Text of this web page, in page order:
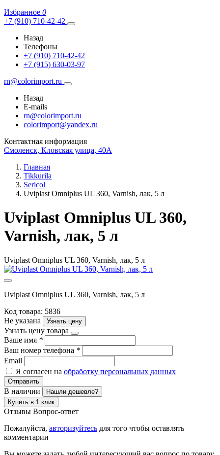
Избранное 0
+7 (910) 710-42-42
Назад
Телефоны
+7 (910) 710-42-42
+7 (915) 630-03-97
rn@colorimport.ru
Назад
E-mails
rn@colorimport.ru
colorimport@yandex.ru
Контактная информация
Смоленск, Кловская улица, 40А
Главная
Tikkurila
Sericol
Uviplast Omniplus UL 360, Varnish, лак, 5 л
Uviplast Omniplus UL 360,
Varnish, лак, 5 л
Uviplast Omniplus UL 360, Varnish, лак, 5 л
Uviplast Omniplus UL 360, Varnish, лак, 5 л
Код товара: 5836
Не указана
Узнать цену
Узнать цену товара
Ваше имя *
Ваш номер телефона *
Email
Я согласен на обработку персональных данных
Отправить
В наличии
Нашли дешевле?
Купить в 1 клик
Отзывы Вопрос-ответ
Пожалуйста, авторизуйтесь для того чтобы оставлять
комментарии